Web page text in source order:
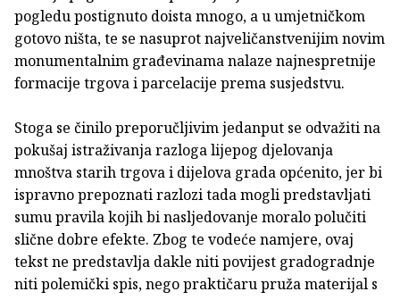
pogledu postignuto doista mnogo, a u umjetničkom
gotovo ništa, te se nasuprot najveličanstvenijim novim
monumentalnim građevinama nalaze najnespretnije
formacije trgova i parcelacije prema susjedstvu.
Stoga se činilo preporučljivim jedanput se odvažiti na
pokušaj istraživanja razloga lijepog djelovanja
mnoštva starih trgova i dijelova grada općenito, jer bi
ispravno prepoznati razlozi tada mogli predstavljati
sumu pravila kojih bi nasljedovanje moralo polučiti
slične dobre efekte. Zbog te vodeće namjere, ovaj
tekst ne predstavlja dakle niti povijest gradogradnje
niti polemički spis, nego praktičaru pruža materijal s